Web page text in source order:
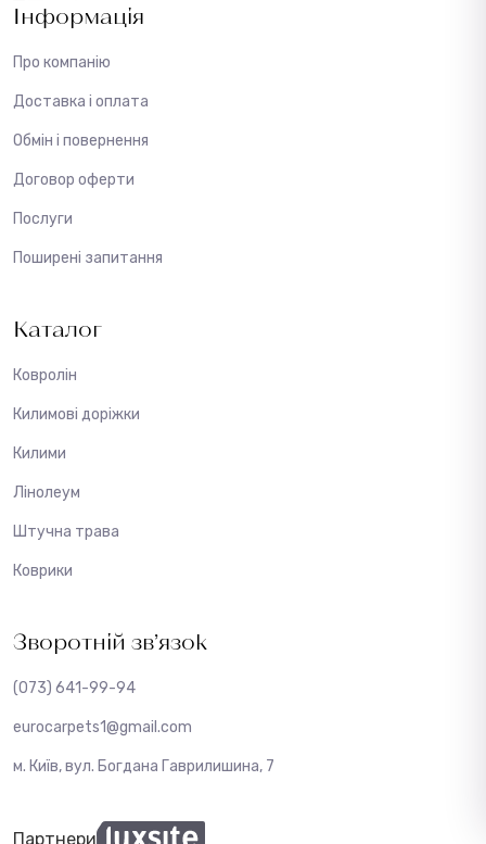
Інформація
Про компанію
Доставка і оплата
Обмін і повернення
Договор оферти
Послуги
Поширені запитання
Каталог
Ковролін
Килимові доріжки
Килими
Лінолеум
Штучна трава
Коврики
Зворотній зв’язок
(073) 641-99-94
eurocarpets1@gmail.com
м. Київ, вул. Богдана Гаврилишина, 7
Партнери